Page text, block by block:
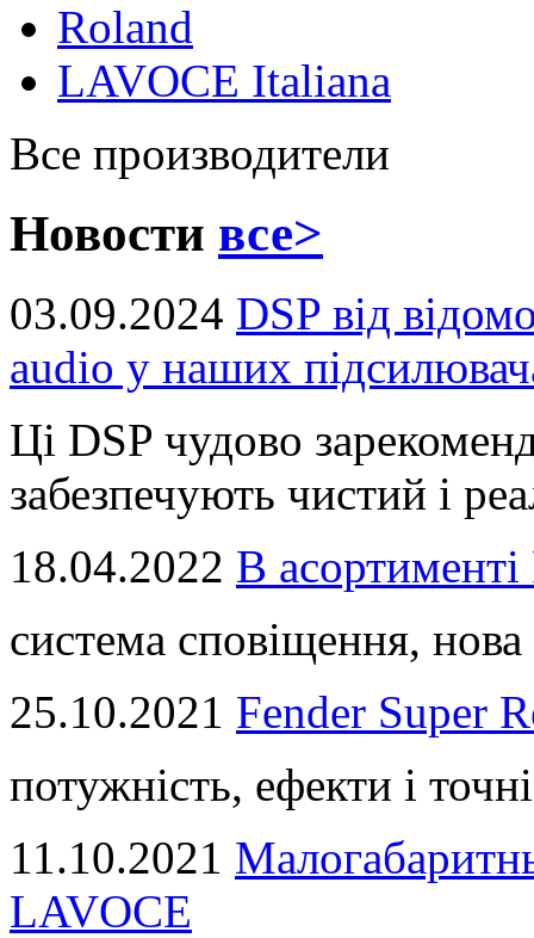
Roland
LAVOCE Italiana
Все производители
Новости все>
03.09.2024 DSP від
audio у наших
Ці DSP чудово
забезпечують чистий і
18.04.2022 В
система сповіщення,
25.10.2021 Fender Super
потужність, ефекти і
11.10.2021
LAVOCE